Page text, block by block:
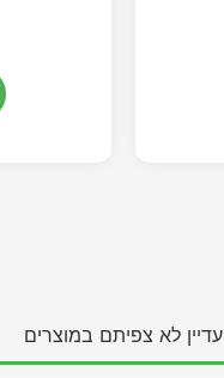
עדיין לא צפיתם במוצרים